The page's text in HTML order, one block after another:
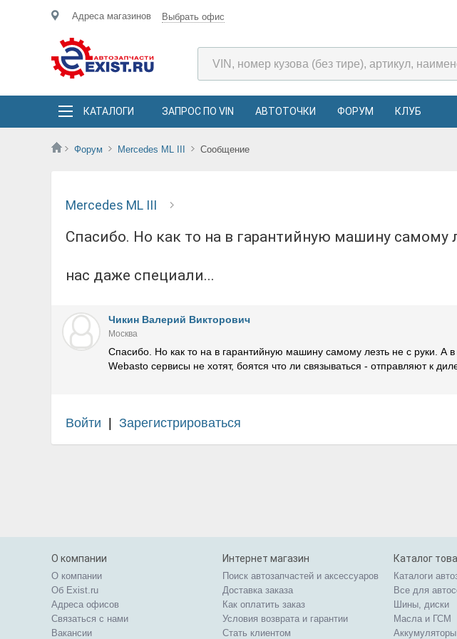
Адреса магазинов Выбрать офис
КАТАЛОГИ ЗАПРОС ПО VIN АВТОТОЧКИ ФОРУМ КЛУБ
Форум Mercedes ML III Сообщение
Mercedes ML III
Спасибо. Но как то на в гарантийную машину самому лезть не с руки. А в целом тут у
нас даже специали...
Чикин Валерий Викторович
Москва
Спасибо. Но как то на в гарантийную машину самому лезть не с руки. А
Webasto сервисы не хотят, боятся что ли связываться - отправляют к
Войти Зарегистрироваться
О компании
О компании
Об Exist.ru
Адреса офисов
Связаться с нами
Вакансии
Интернет магазин
Поиск автозапчастей и аксессуаров
Доставка заказа
Как оплатить заказ
Условия возврата и гарантии
Стать клиентом
Каталог
Каталоги
Все для
Шины, диски
Масла и ГСМ
Аккумуляторы